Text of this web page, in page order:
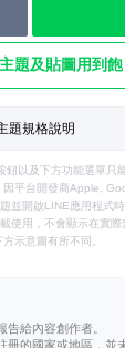
題及貼圖用到飽
題規格說明
以及下方功能選單只
平台開發商Apple,
並開啟LINE應用程式
使用，不會顯示在實
示意圖有所不同。
給內容創作者。
冊的國家或地區，並